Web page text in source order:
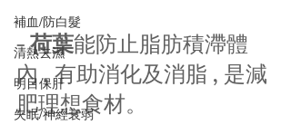
補血/防白髮
清熱去濕
明目保肝
失眠/神經衰弱
- 荷葉能防止脂肪積滯體
內 , 有助消化及消脂 , 是減
肥理想食材。